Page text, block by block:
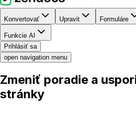
Konvertovať Upravit Formuláre
Funkcie AI
Prihlásiť sa
open navigation menu
Zmeniť poradie a
stránky